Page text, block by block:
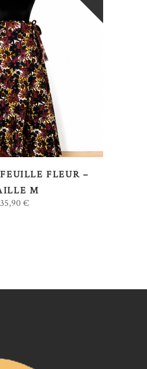
LA SUITE
FLEUR –
M
35,90€